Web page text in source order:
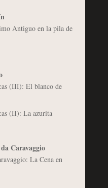
Antiguo en la pila de
(III): El blanco de
(II): La azurita
Caravaggio
La Cena en